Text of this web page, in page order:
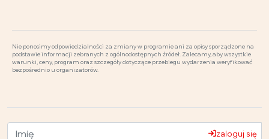
Nie ponosimy odpowiedzialności za zmiany w programie ani za opisy sporządzone na
podstawie informacji zebranych z ogólnodostępnych źródeł. Zalecamy, aby wszystkie
warunki, ceny, program oraz szczegóły dotyczące przebiegu wydarzenia weryfikować
bezpośrednio u organizatorów.
zaloguj się